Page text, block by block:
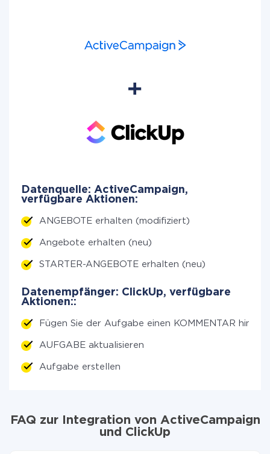
Datenquelle: ActiveCampaign,
verfügbare Aktionen:
ANGEBOTE erhalten (modifiziert)
Angebote erhalten (neu)
STARTER-ANGEBOTE erhalten (neu)
Datenempfänger: ClickUp, verfügbare
Aktionen::
Fügen Sie der Aufgabe einen KOMMENTAR hinzu
AUFGABE aktualisieren
Aufgabe erstellen
FAQ zur Integration von ActiveCampaign
und ClickUp